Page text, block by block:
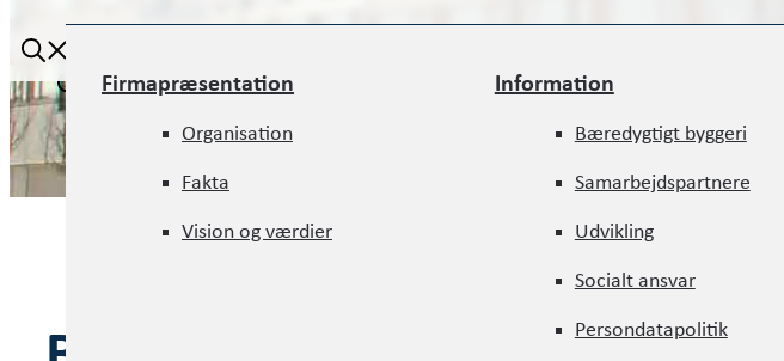
Firmapræsentation
Organisation
Fakta
Bæredygtigt byggeri
Samarbejdspartnere
Udvikling
Socialt ansvar
Firmapræsentation
Organisation
Fakta
Vision og værdier
Information
Bæredygtigt byggeri
Samarbejdspartnere
Udvikling
Socialt ansvar
Persondatapolitik